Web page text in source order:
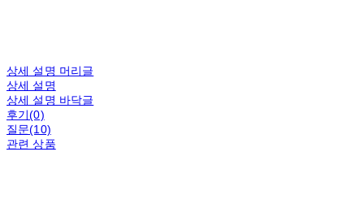
상세 설명 머리글
상세 설명
상세 설명 바닥글
후기(0)
질문(10)
관련 상품